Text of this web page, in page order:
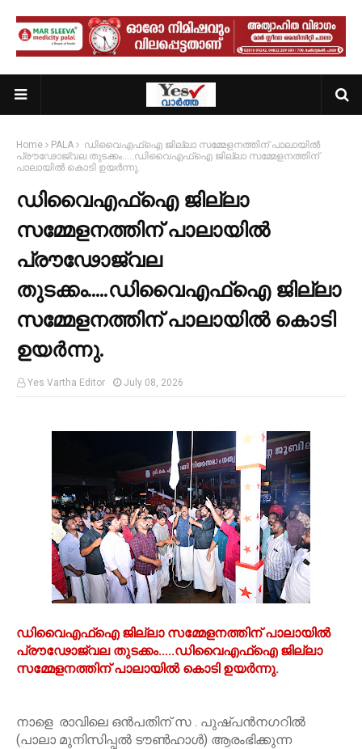
Home PALA
ഡിവൈഎഫ്ഐ ജില്ലാ സമ്മേളനത്തിന് പാലായിൽ
പ്രൗഢോജ്വല തുടക്കം.....ഡിവൈഎഫ്‌ഐ ജില്ലാ സമ്മേളനത്തിന്
പാലായിൽ കൊടി ഉയർന്നു.
ഡിവൈഎഫ്ഐ ജില്ലാ
സമ്മേളനത്തിന് പാലായിൽ
പ്രൗഢോജ്വല
തുടക്കം.....ഡിവൈഎഫ്‌ഐ ജില്ലാ
സമ്മേളനത്തിന് പാലായിൽ കൊടി
ഉയർന്നു.
Yes Vartha Editor July 08, 2026
ഡിവൈഎഫ്ഐ ജില്ലാ സമ്മേളനത്തിന് പാലായിൽ
പ്രൗഢോജ്വല തുടക്കം.....ഡിവൈഎഫ്‌ഐ ജില്ലാ
സമ്മേളനത്തിന് പാലായിൽ കൊടി ഉയർന്നു.
നാളെ രാവിലെ ഒൻപതിന് സ . പുഷ്പൻനഗറിൽ
(പാലാ മുനിസിപ്പൽ ടൗൺഹാൾ) ആരംഭിക്കുന്ന